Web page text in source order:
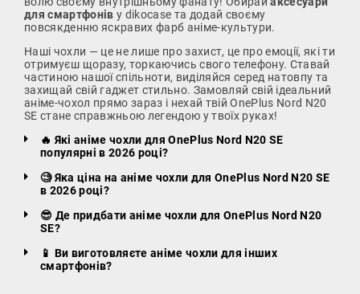
для смартфонів у dikocase та додай своєму
повсякденню яскравих фарб аніме-культури.
Наші чохли — це не лише про захист, це про емоції, які ти
отримуєш щоразу, торкаючись свого телефону. Ставай
частиною нашої спільноти, виділяйся серед натовпу та
захищай свій гаджет стильно. Замовляй свій ідеальний
аніме-чохол прямо зараз і нехай твій OnePlus Nord N20
SE стане справжньою легендою у твоїх руках!
🔥 Які аніме чохли для OnePlus Nord N20 SE
популярні в 2026 році?
🧐 Яка ціна на аніме чохли для OnePlus Nord N20 SE
в 2026 році?
😎 Де придбати аніме чохли для OnePlus Nord N20
SE?
📱 Ви виготовляєте аніме чохли для інших
смартфонів?